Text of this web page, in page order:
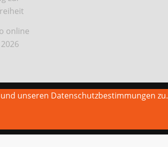
online
unseren Datenschutzbestimmungen zu.